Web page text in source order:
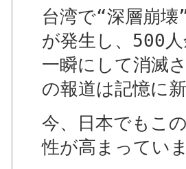
台湾で“深層崩
が発生し、500
一瞬にして消滅
の報道は記憶に
今、日本でもこ
性が高まってい